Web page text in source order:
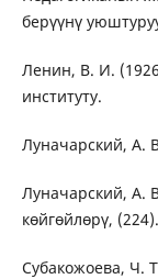
берүүнү
Ленин, В. И.
институту.
Луначарский, А.
Луначарский, А.
көйгөйлөрү, (224).
Субакожоева, Ч.